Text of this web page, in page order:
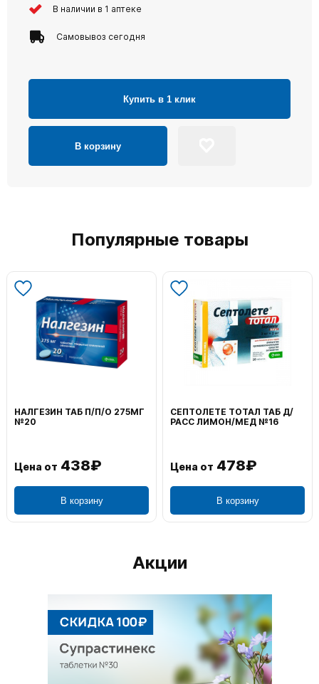
В наличии в 1 аптеке
Самовывоз сегодня
Купить в 1 клик
В корзину
Популярные товары
НАЛГЕЗИН ТАБ П/П/О 275МГ
№20
Цена от 438₽
В корзину
СЕПТОЛЕТЕ ТОТАЛ ТАБ Д/
РАСС ЛИМОН/МЕД №16
Цена от 478₽
В корзину
Акции